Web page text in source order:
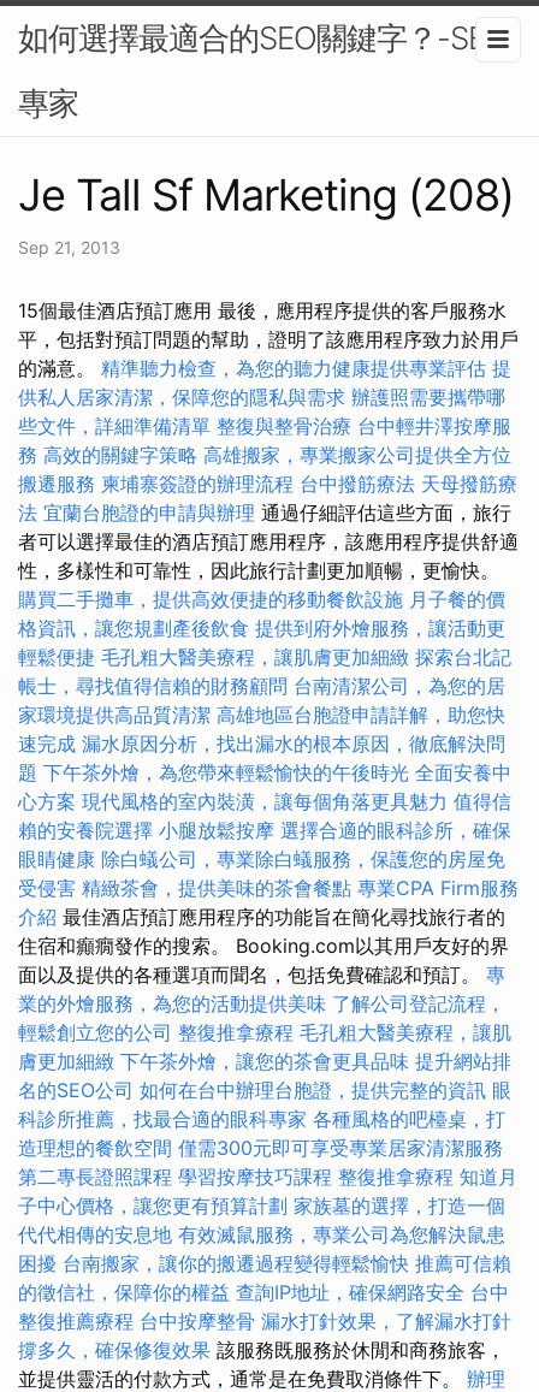
如何選擇最適合的SEO關鍵字？-SEO
專家
Je Tall Sf Marketing (208)
Sep 21, 2013
15個最佳酒店預訂應用 最後，應用程序提供的客戶服務水
平，包括對預訂問題的幫助，證明了該應用程序致力於用戶
的滿意。 精準聽力檢查，為您的聽力健康提供專業評估 提
供私人居家清潔，保障您的隱私與需求 辦護照需要攜帶哪
些文件，詳細準備清單 整復與整骨治療 台中輕井澤按摩服
務 高效的關鍵字策略 高雄搬家，專業搬家公司提供全方位
搬遷服務 柬埔寨簽證的辦理流程 台中撥筋療法 天母撥筋療
法 宜蘭台胞證的申請與辦理 通過仔細評估這些方面，旅行
者可以選擇最佳的酒店預訂應用程序，該應用程序提供舒適
性，多樣性和可靠性，因此旅行計劃更加順暢，更愉快。
購買二手攤車，提供高效便捷的移動餐飲設施 月子餐的價
格資訊，讓您規劃產後飲食 提供到府外燴服務，讓活動更
輕鬆便捷 毛孔粗大醫美療程，讓肌膚更加細緻 探索台北記
帳士，尋找值得信賴的財務顧問 台南清潔公司，為您的居
家環境提供高品質清潔 高雄地區台胞證申請詳解，助您快
速完成 漏水原因分析，找出漏水的根本原因，徹底解決問
題 下午茶外燴，為您帶來輕鬆愉快的午後時光 全面安養中
心方案 現代風格的室內裝潢，讓每個角落更具魅力 值得信
賴的安養院選擇 小腿放鬆按摩 選擇合適的眼科診所，確保
眼睛健康 除白蟻公司，專業除白蟻服務，保護您的房屋免
受侵害 精緻茶會，提供美味的茶會餐點 專業CPA Firm服務
介紹 最佳酒店預訂應用程序的功能旨在簡化尋找旅行者的
住宿和癲癇發作的搜索。 Booking.com以其用戶友好的界
面以及提供的各種選項而聞名，包括免費確認和預訂。 專
業的外燴服務，為您的活動提供美味 了解公司登記流程，
輕鬆創立您的公司 整復推拿療程 毛孔粗大醫美療程，讓肌
膚更加細緻 下午茶外燴，讓您的茶會更具品味 提升網站排
名的SEO公司 如何在台中辦理台胞證，提供完整的資訊 眼
科診所推薦，找最合適的眼科專家 各種風格的吧檯桌，打
造理想的餐飲空間 僅需300元即可享受專業居家清潔服務
第二專長證照課程 學習按摩技巧課程 整復推拿療程 知道月
子中心價格，讓您更有預算計劃 家族墓的選擇，打造一個
代代相傳的安息地 有效滅鼠服務，專業公司為您解決鼠患
困擾 台南搬家，讓你的搬遷過程變得輕鬆愉快 推薦可信賴
的徵信社，保障你的權益 查詢IP地址，確保網路安全 台中
整復推薦療程 台中按摩整骨 漏水打針效果，了解漏水打針
撐多久，確保修復效果 該服務既服務於休閒和商務旅客，
並提供靈活的付款方式，通常是在免費取消條件下。 辦理